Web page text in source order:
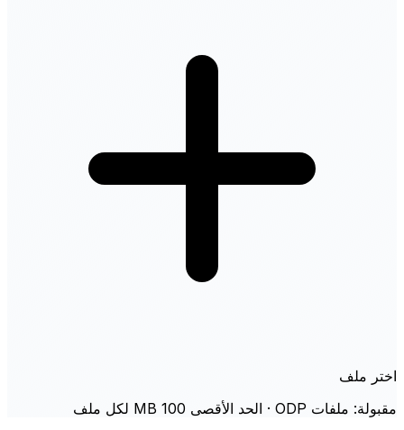
اختر ملف
مقبولة: ملفات ODP · الحد الأقصى 100 MB لكل ملف